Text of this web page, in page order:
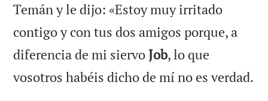
Temán y le dijo: «Estoy muy irritado
contigo y con tus dos amigos porque, a
diferencia de mi siervoJob, lo que
vosotros habéis dicho de mí no es verdad.